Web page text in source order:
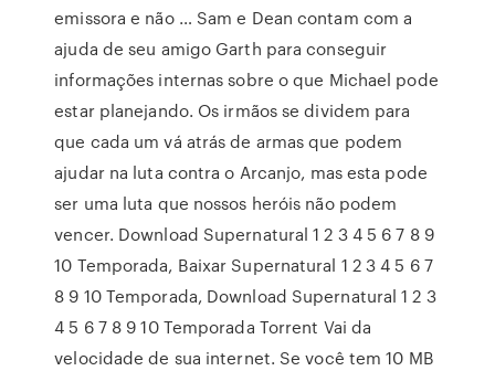
emissora e não … Sam e Dean contam com a
ajuda de seu amigo Garth para conseguir
informações internas sobre o que Michael pode
estar planejando. Os irmãos se dividem para
que cada um vá atrás de armas que podem
ajudar na luta contra o Arcanjo, mas esta pode
ser uma luta que nossos heróis não podem
vencer. Download Supernatural 1 2 3 4 5 6 7 8 9
10 Temporada, Baixar Supernatural 1 2 3 4 5 6 7
8 9 10 Temporada, Download Supernatural 1 2 3
4 5 6 7 8 9 10 Temporada Torrent Vai da
velocidade de sua internet. Se você tem 10 MB